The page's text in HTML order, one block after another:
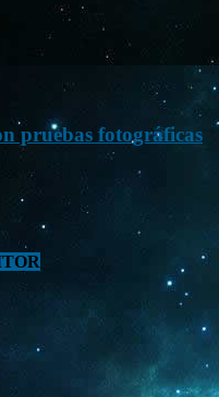
pruebas fotográficas